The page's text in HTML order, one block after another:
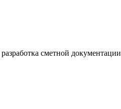
сметной документации